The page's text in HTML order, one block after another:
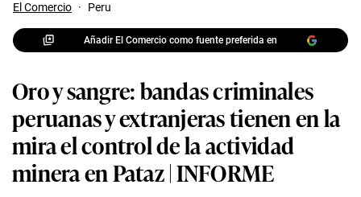
El Comercio · Peru
Añadir El Comercio como fuente preferida en
Oro y sangre: bandas criminales
peruanas y extranjeras tienen en la
mira el control de la actividad
minera en Pataz | INFORME